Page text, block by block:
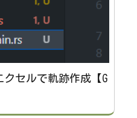
クセルで軌跡作成【G